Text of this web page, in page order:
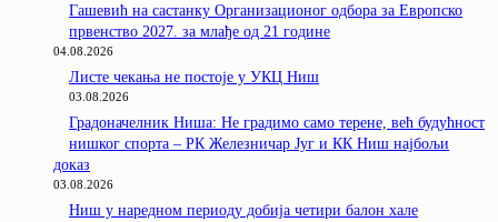
Гашевић на састанку Организационог одбора за Европско
првенство 2027. за млађе од 21 године
04.08.2026
Листе чекања не постоје у УКЦ Ниш
03.08.2026
Градоначелник Ниша: Не градимо само терене, већ будућност
нишког спорта – РК Железничар Југ и КК Ниш најбољи
доказ
03.08.2026
Ниш у наредном периоду добија четири балон хале